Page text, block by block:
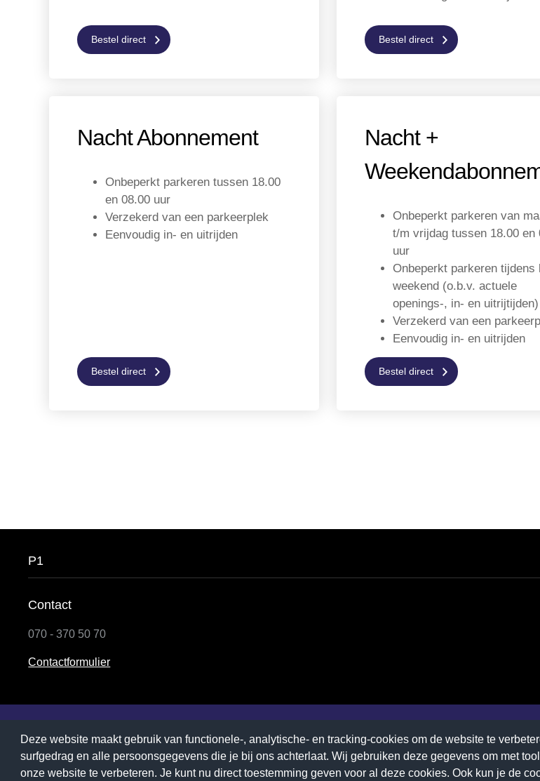
Deze website maakt gebruik van functionele-, analytische- en tracking-cookies om de website te
surfgedrag en alle persoonsgegevens die je bij ons achterlaat. Wij gebruiken deze gegevens om met
onze website te verbeteren. Je kunt nu direct toestemming geven voor al deze cookies. Ook kun je de
Bestel direct Bestel direct
Nacht Abonnement
Onbeperkt parkeren tussen 18.00
en 08.00 uur
Verzekerd van een parkeerplek
Eenvoudig in- en uitrijden
Bestel direct
Nacht +
Onbeperkt parkeren van
t/m vrijdag tussen 18.00 en
uur
Onbeperkt parkeren tijdens
weekend (o.b.v. actuele
openings-, in- en uitrijtijden)
Verzekerd van een
Eenvoudig in- en uitrijden
Bestel direct
P1
Contact
070 - 370 50 70
Contactformulier
P1